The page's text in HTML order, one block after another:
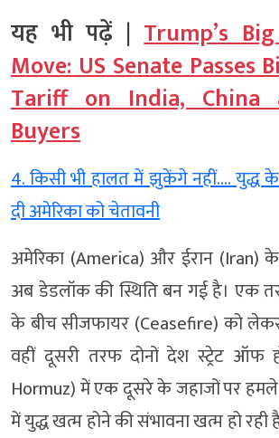
यह भी पढ़ें |Trump’s
Move: US Senate Passes
Tariff on India, China
Buyers
4. किसी भी हालत में झुकेंगे नहीं…. युद्ध
दी अमेरिका को चेतावनी
अमेरिका (America) और ईरान (Iran)
अब डेडलॉक की स्थिति बन गई है। एक
के बीच सीजफायर (Ceasefire) को लेकर
वहीं दूसरी तरफ दोनों देश स्ट्रेट ऑफ
Hormuz) में एक दूसरे के जहाजों पर
में युद्ध खत्म होने की संभावना खत्म हो रही